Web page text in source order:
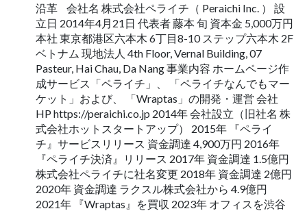
沿革 会社名 株式会社ペライチ（ Peraichi Inc. ） 設
立日 2014年4月21日 代表者 藤本 旬 資本金 5,000万円
本社 東京都港区六本木 6丁目8-10 ステップ六本木 2F
ベトナム 現地法人 4th Floor, Vernal Building, 07
Pasteur, Hai Chau, Da Nang 事業内容 ホームページ作
成サービス「ペライチ」、 「ペライチなんでもマー
ケット」および、 「Wraptas」の開発・運営 会社
HP https://peraichi.co.jp 2014年 会社設立（旧社名 株
式会社ホットスタートアップ） 2015年 『ペライ
チ』サービスリリース 資金調達 4,900万円 2016年
『ペライチ決済』リリース 2017年 資金調達 1.5億円
株式会社ペライチに社名変更 2018年 資金調達 2億円
2020年 資金調達 ラクスル株式会社から 4.9億円
2021年 『Wraptas』を買収 2023年 オフィスを渋谷